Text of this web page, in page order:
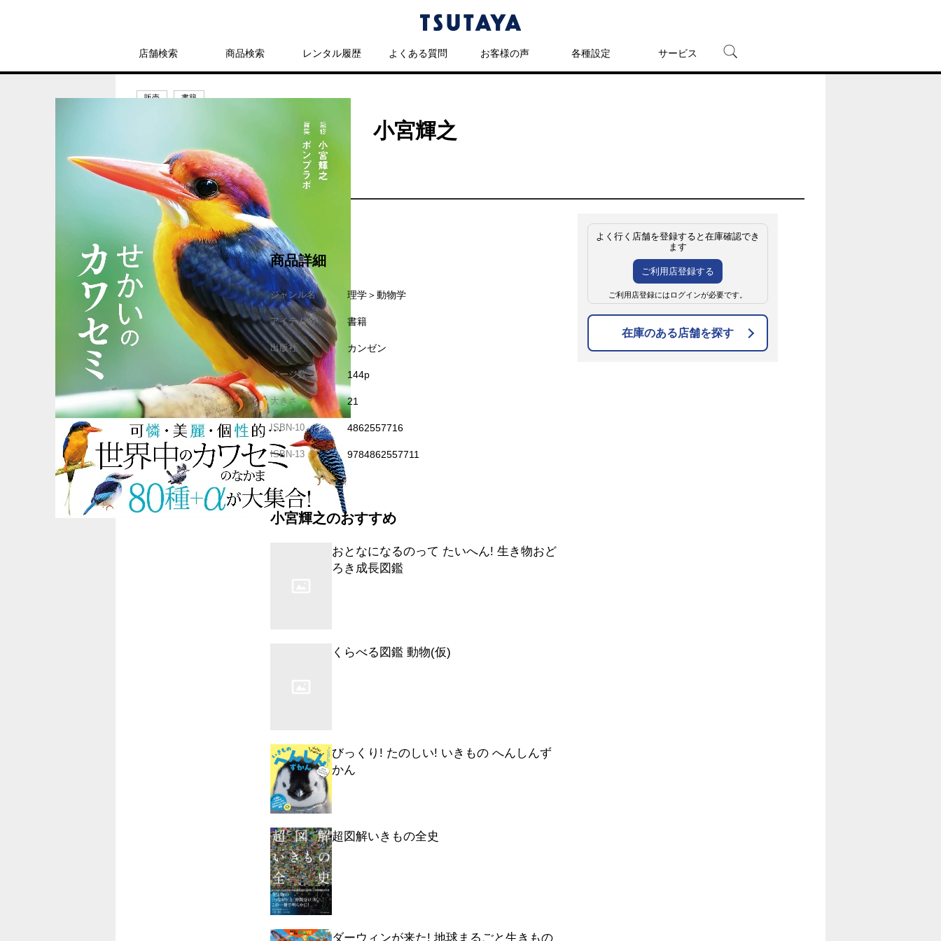
店舗検索 商品検索 レンタル履歴 よくある質問 お客様の声 各種設定 サービス
販売 書籍
せかいのカワセミ ／ 小宮輝之
1,760円
発売日：2025年7月10日
商品詳細
ジャンル名 理学＞動物学
アイテム名 書籍
出版社 カンゼン
ページ数 144p
大きさ 21
ISBN-10 4862557716
ISBN-13 9784862557711
小宮輝之のおすすめ
おとなになるのって たいへん! 生き物おど
ろき成長図鑑
くらべる図鑑 動物(仮)
びっくり! たのしい! いきもの へんしんず
かん
超図解いきもの全史
ダーウィンが来た! 地球まるごと生きもの
よく行く店舗を登録すると在庫確認でき
ます
ご利用店登録する
ご利用店登録にはログインが必要です。
在庫のある店舗を探す